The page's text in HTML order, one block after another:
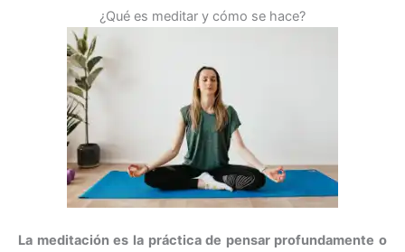
¿Qué es meditar y cómo se hace?
La meditación es la práctica de pensar profundamente o